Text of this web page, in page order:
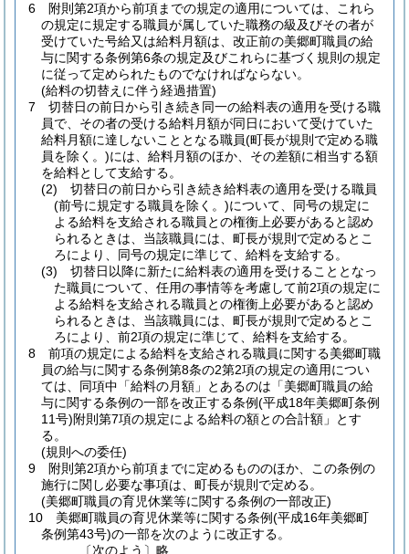
6
附則第2項から前項までの規定の適用については、これら
の規定に規定する職員が属していた職務の級及びその者が
受けていた号給又は給料月額は、改正前の美郷町職員の給
与に関する条例第6条の規定及びこれらに基づく規則の規定
に従って定められたものでなければならない。
(給料の切替えに伴う経過措置)
7
切替日の前日から引き続き同一の給料表の適用を受ける職
員で、その者の受ける給料月額が同日において受けていた
給料月額に達しないこととなる職員(町長が規則で定める職
員を除く。)には、給料月額のほか、その差額に相当する額
を給料として支給する。
(2)
切替日の前日から引き続き給料表の適用を受ける職員
(前号に規定する職員を除く。)について、同号の規定に
よる給料を支給される職員との権衡上必要があると認め
られるときは、当該職員には、町長が規則で定めるとこ
ろにより、同号の規定に準じて、給料を支給する。
(3)
切替日以降に新たに給料表の適用を受けることとなっ
た職員について、任用の事情等を考慮して前2項の規定に
よる給料を支給される職員との権衡上必要があると認め
られるときは、当該職員には、町長が規則で定めるとこ
ろにより、前2項の規定に準じて、給料を支給する。
8
前項の規定による給料を支給される職員に関する美郷町職
員の給与に関する条例第8条の2第2項の規定の適用につい
ては、同項中「給料の月額」とあるのは「美郷町職員の給
与に関する条例の一部を改正する条例(平成18年美郷町条例
11号)附則第7項の規定による給料の額との合計額」とす
る。
(規則への委任)
9
附則第2項から前項までに定めるもののほか、この条例の
施行に関し必要な事項は、町長が規則で定める。
(美郷町職員の育児休業等に関する条例の一部改正)
10
美郷町職員の育児休業等に関する条例(平成16年美郷町
条例第43号)の一部を次のように改正する。
〔次のよう〕略